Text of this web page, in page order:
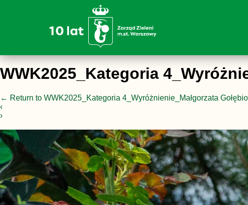
WWK2025_Kategoria
← Return to WWK2025_Kategoria 4_Wyróżnienie_Małgorzata
‹
›